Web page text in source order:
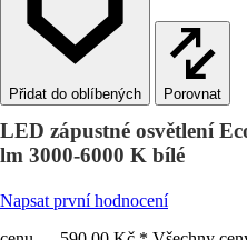
Porovnat
LED zápustné osvětlení
lm 3000-6000 K bílé
Napsat první hodnocení